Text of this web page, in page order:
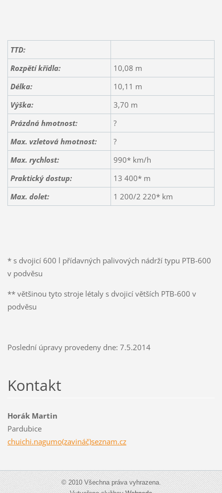
TTD:
Rozpětí křídla:
10,08 m
Délka:
10,11 m
Výška:
3,70 m
Prázdná hmotnost:
?
Max. vzletová hmotnost:
?
Max. rychlost:
990* km/h
Praktický dostup:
13 400* m
Max. dolet:
1 200/2 220* km
* s dvojicí 600 l přídavných palivových nádrží typu PTB-600
v podvěsu
** většinou tyto stroje létaly s dvojicí větších PTB-600 v
podvěsu
Poslední úpravy provedeny dne: 7.5.2014
Kontakt
Horák Martin
Pardubice
chuichi.nagumo(zavináč)seznam.cz
© 2010 Všechna práva vyhrazena.